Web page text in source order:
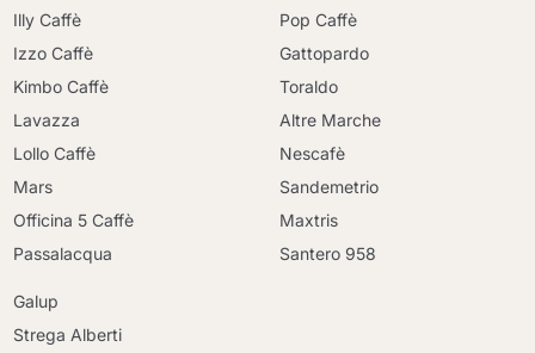
Illy Caffè
Izzo Caffè
Kimbo Caffè
Lavazza
Lollo Caffè
Mars
Officina 5 Caffè
Passalacqua
Pop Caffè
Gattopardo
Toraldo
Altre Marche
Nescafè
Sandemetrio
Maxtris
Santero 958
Galup
Strega Alberti